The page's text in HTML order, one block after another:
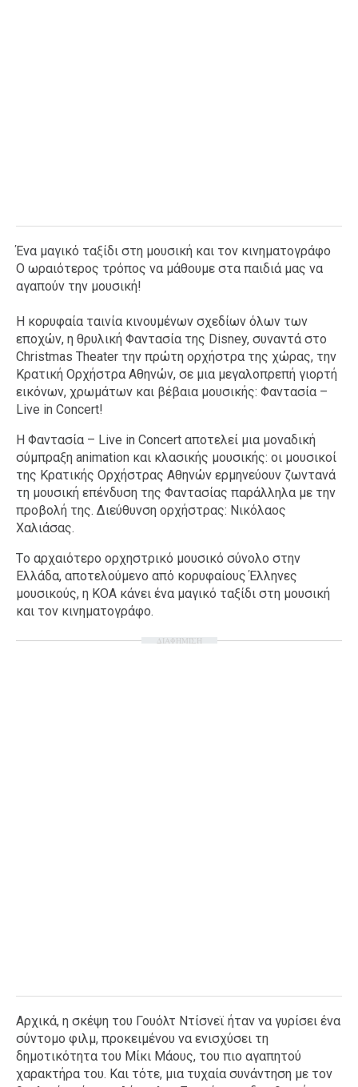
Ένα μαγικό ταξίδι στη μουσική και τον κινηματογράφο
Ο ωραιότερος τρόπος να μάθουμε στα παιδιά μας να
αγαπούν την μουσική!
Η κορυφαία ταινία κινουμένων σχεδίων όλων των
εποχών, η θρυλική Φαντασία της Disney, συναντά στο
Christmas Theater την πρώτη ορχήστρα της χώρας, την
Κρατική Ορχήστρα Αθηνών, σε μια μεγαλοπρεπή γιορτή
εικόνων, χρωμάτων και βέβαια μουσικής: Φαντασία –
Live in Concert!
Η Φαντασία – Live in Concert αποτελεί μια μοναδική
σύμπραξη animation και κλασικής μουσικής: οι μουσικοί
της Κρατικής Ορχήστρας Αθηνών ερμηνεύουν ζωντανά
τη μουσική επένδυση της Φαντασίας παράλληλα με την
προβολή της. Διεύθυνση ορχήστρας: Νικόλαος
Χαλιάσας.
Tο αρχαιότερο ορχηστρικό μουσικό σύνολο στην
Ελλάδα, αποτελούμενο από κορυφαίους Έλληνες
μουσικούς, η ΚΟΑ κάνει ένα μαγικό ταξίδι στη μουσική
και τον κινηματογράφο.
ΔΙΑΦΗΜΙΣΗ
Αρχικά, η σκέψη του Γουόλτ Ντίσνεϊ ήταν να γυρίσει ένα
σύντομο φιλμ, προκειμένου να ενισχύσει τη
δημοτικότητα του Μίκι Μάους, του πιο αγαπητού
χαρακτήρα του. Και τότε, μια τυχαία συνάντηση με τον